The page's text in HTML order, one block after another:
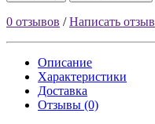
0 отзывов /Написать отзыв
Описание
Характеристики
Доставка
Отзывы (0)